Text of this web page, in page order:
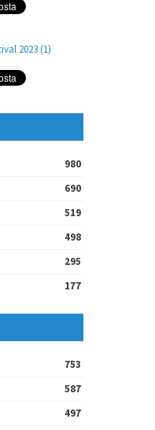
2023 (1)
980
690
519
498
295
177
753
587
497